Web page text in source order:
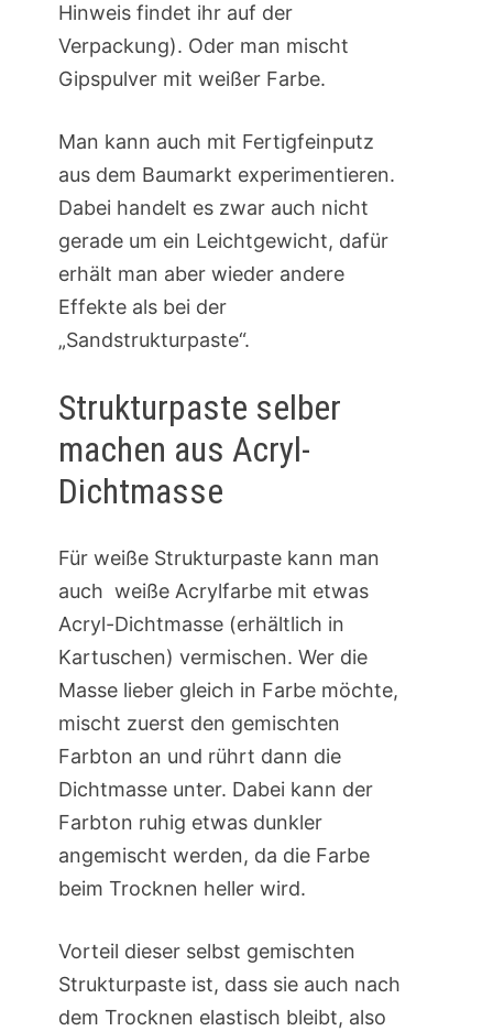
Hinweis findet ihr auf der
Verpackung). Oder man mischt
Gipspulver mit weißer Farbe.
Man kann auch mit Fertigfeinputz
aus dem Baumarkt experimentieren.
Dabei handelt es zwar auch nicht
gerade um ein Leichtgewicht, dafür
erhält man aber wieder andere
Effekte als bei der
„Sandstrukturpaste“.
Strukturpaste selber
machen aus Acryl-
Dichtmasse
Für weiße Strukturpaste kann man
auch weiße Acrylfarbe mit etwas
Acryl-Dichtmasse (erhältlich in
Kartuschen) vermischen. Wer die
Masse lieber gleich in Farbe möchte,
mischt zuerst den gemischten
Farbton an und rührt dann die
Dichtmasse unter. Dabei kann der
Farbton ruhig etwas dunkler
angemischt werden, da die Farbe
beim Trocknen heller wird.
Vorteil dieser selbst gemischten
Strukturpaste ist, dass sie auch nach
dem Trocknen elastisch bleibt, also